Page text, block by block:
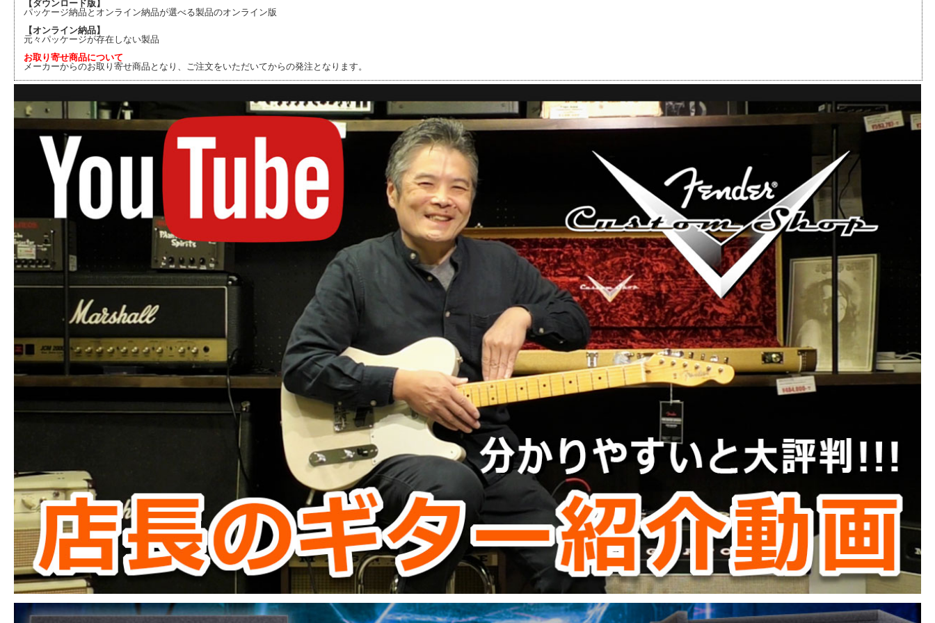
【ダウンロード版】
パッケージ納品とオンライン納品が選べる製品のオンライン版
【オンライン納品】
元々パッケージが存在しない製品
お取り寄せ商品について
メーカーからのお取り寄せ商品となり、ご注文をいただいてからの発注となります。